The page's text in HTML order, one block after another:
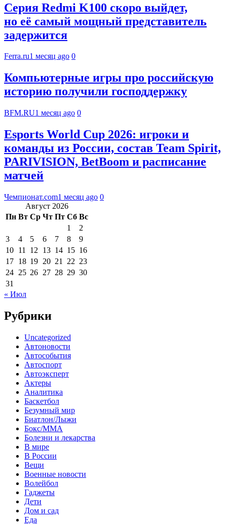
Серия Redmi K100 скоро выйдет,
но её самый мощный представитель
задержится
Ferra.ru1 месяц ago 0
Компьютерные игры про российскую
историю получили господдержку
BFM.RU1 месяц ago 0
Esports World Cup 2026: игроки и
команды из России, состав Team Spirit,
PARIVISION, BetBoom и расписание
матчей
Чемпионат.com1 месяц ago 0
Август 2026
Пн Вт Ср Чт Пт Сб Вс
1
2
3
4 5 6 7 8
9
10 11 12 13 14 15 16
17 18 19 20 21 22 23
24 25 26 27 28 29 30
31
« Июл
Рубрики
Uncategorized
Автоновости
Автособытия
Автоспорт
Автоэксперт
Актеры
Аналитика
Баскетбол
Безумный мир
Биатлон/Лыжи
Бокс/MMA
Болезни и лекарства
В мире
В России
Вещи
Военные новости
Волейбол
Гаджеты
Дети
Дом и сад
Еда